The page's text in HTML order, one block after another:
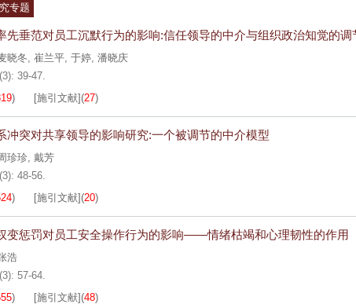
专题
先垂范对员工沉默行为的影响:信任领导的中介与组织政治知觉的调
晓冬, 崔兰平, 于婷, 潘晓庆
39-47.
) [施引文献](27)
冲突对共享领导的影响研究:一个被调节的中介模型
珍珍, 戴芳
48-56.
) [施引文献](20)
变惩罚对员工安全操作行为的影响——情绪枯竭和心理韧性的作用
浩
57-64.
) [施引文献](48)